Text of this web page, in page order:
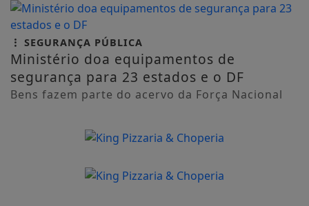
SEGURANÇA PÚBLICA
Ministério doa equipamentos de
segurança para 23 estados e o DF
Bens fazem parte do acervo da Força Nacional